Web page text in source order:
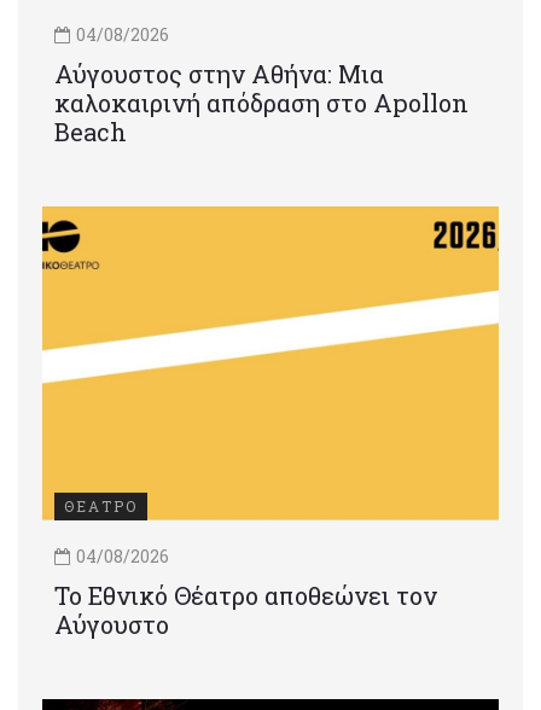
04/08/2026
Αύγουστος στην Αθήνα: Μια
καλοκαιρινή απόδραση στο Apollon
Beach
ΘΕΑΤΡΟ
04/08/2026
Το Εθνικό Θέατρο αποθεώνει τον
Αύγουστο